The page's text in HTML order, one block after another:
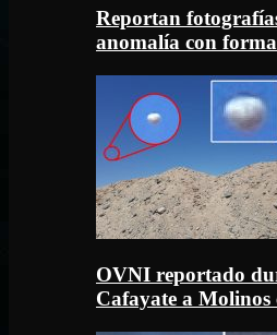
Reportan
anomalía con
OVNI reportado
Cafayate a